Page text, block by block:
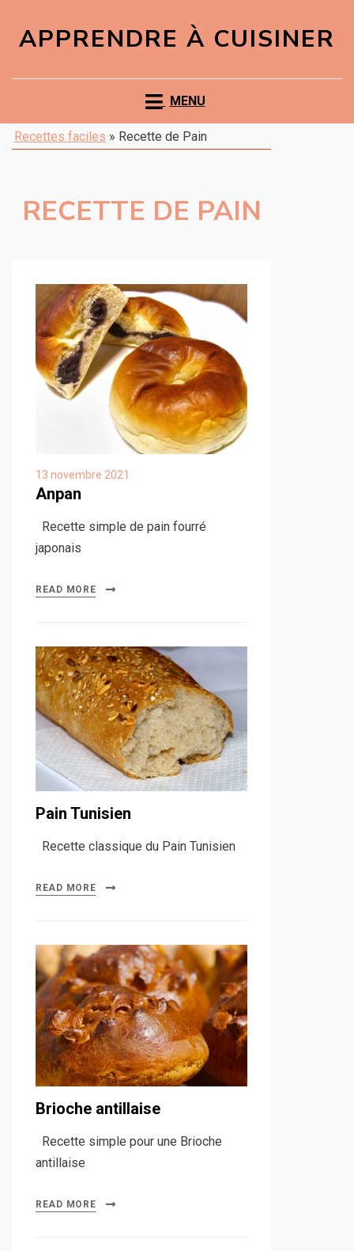
APPRENDRE À CUISINER
MENU
Recettes faciles » Recette de Pain
RECETTE DE PAIN
13 novembre 2021
Anpan
Recette simple de pain fourré
japonais
READ MORE
Pain Tunisien
Recette classique du Pain Tunisien
READ MORE
Brioche antillaise
Recette simple pour une Brioche
antillaise
READ MORE